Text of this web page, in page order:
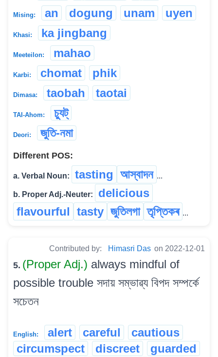
Mising: an dogung unam uyen
Khasi: ka jingbang
Meeteilon: mahao
Karbi: chomat phik
Dimasa: taobah taotai
TAI-Ahom: চ্যুট্
Deori: জুতি-নমা
Different POS:
a. Verbal Noun: tasting আস্বাদন ...
b. Proper Adj.-Neuter:
delicious
flavourful tasty জুতিলগা তৃপ্তিকৰ ...
Contributed by: Himasri Das on 2022-12-01
5. (Proper Adj.) always mindful of
possible trouble সদায় সম্ভাৱ্য বিপদ সম্পৰ্কে
সচেতন
English: alert careful
cautious
circumspect
discreet
guarded